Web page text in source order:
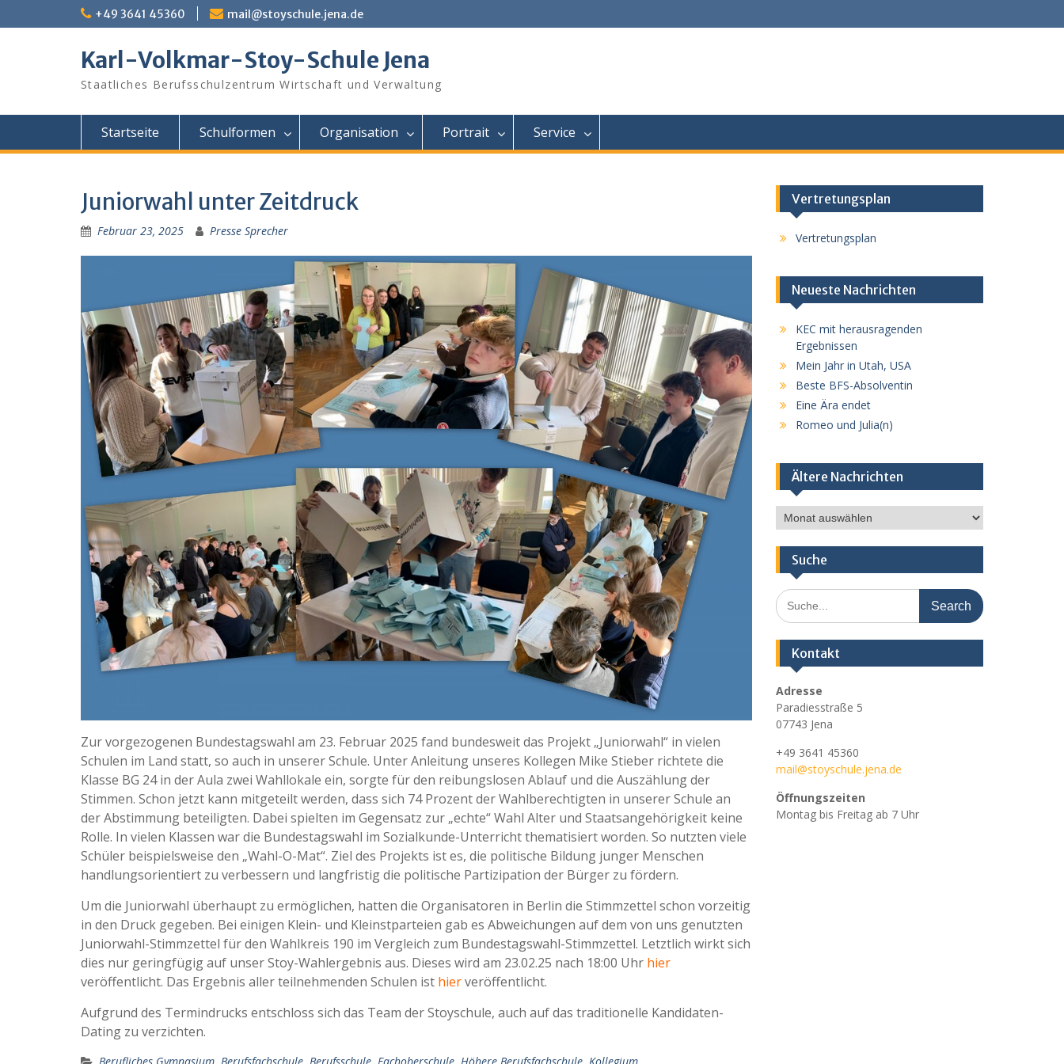
to
+49 3641 45360 mail@stoyschule.jena.de
Karl-Volkmar-Stoy-Schule Jena
Staatliches Berufsschulzentrum Wirtschaft und Verwaltung
Startseite Schulformen Organisation Portrait Service
Juniorwahl unter Zeitdruck
Februar 23, 2025 Presse Sprecher
Zur vorgezogenen Bundestagswahl am 23. Februar 2025 fand bundesweit das Projekt „Juniorwahl“ in vielen
Schulen im Land statt, so auch in unserer Schule. Unter Anleitung unseres Kollegen Mike Stieber richtete die
Klasse BG 24 in der Aula zwei Wahllokale ein, sorgte für den reibungslosen Ablauf und die Auszählung der
Stimmen. Schon jetzt kann mitgeteilt werden, dass sich 74 Prozent der Wahlberechtigten in unserer Schule an
der Abstimmung beteiligten. Dabei spielten im Gegensatz zur „echte“ Wahl Alter und Staatsangehörigkeit keine
Rolle. In vielen Klassen war die Bundestagswahl im Sozialkunde-Unterricht thematisiert worden. So nutzten viele
Schüler beispielsweise den „Wahl-O-Mat“. Ziel des Projekts ist es, die politische Bildung junger Menschen
handlungsorientiert zu verbessern und langfristig die politische Partizipation der Bürger zu fördern.
Um die Juniorwahl überhaupt zu ermöglichen, hatten die Organisatoren in Berlin die Stimmzettel schon vorzeitig
in den Druck gegeben. Bei einigen Klein- und Kleinstparteien gab es Abweichungen auf dem von uns genutzten
Juniorwahl-Stimmzettel für den Wahlkreis 190 im Vergleich zum Bundestagswahl-Stimmzettel. Letztlich wirkt sich
dies nur geringfügig auf unser Stoy-Wahlergebnis aus. Dieses wird am 23.02.25 nach 18:00 Uhr hier
veröffentlicht. Das Ergebnis aller teilnehmenden Schulen ist hierveröffentlicht.
Aufgrund des Termindrucks entschloss sich das Team der Stoyschule, auch auf das traditionelle Kandidaten-
Dating zu verzichten.
Berufliches Gymnasium Berufsfachschule Berufsschule Fachoberschule Höhere Berufsfachschule Kollegium
Vertretungsplan
Vertretungsplan
Neueste Nachrichten
KEC mit herausragenden
Ergebnissen
Mein Jahr in Utah, USA
Beste BFS-Absolventin
Eine Ära endet
Romeo und Julia(n)
Ältere Nachrichten
Ältere
Nachrichten
Suche
Search
for:
Kontakt
Adresse
Paradiesstraße 5
07743 Jena
+49 3641 45360
mail@stoyschule.jena.de
Öffnungszeiten
Montag bis Freitag ab 7 Uhr